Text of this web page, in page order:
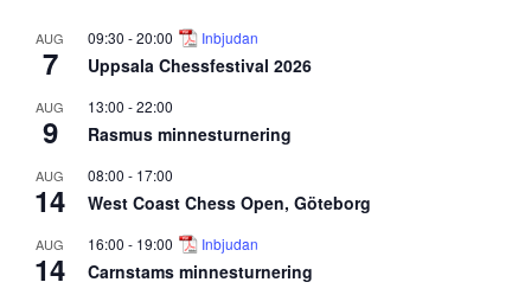
AUG
7
09:30 -20:00 Inbjudan
Uppsala Chessfestival 2026
AUG
9
13:00 -22:00
Rasmus minnesturnering
AUG
14
08:00 - 17:00
West Coast Chess Open, Göteborg
AUG
14
16:00 - 19:00 Inbjudan
Carnstams minnesturnering